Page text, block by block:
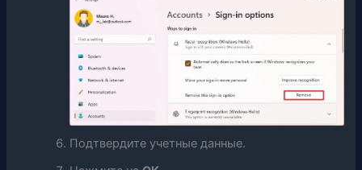
Подтвердите учетные данные.